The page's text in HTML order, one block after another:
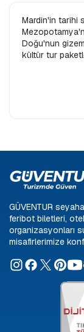
Mardin'in tarihi
Doğu'nun
kültür tur
GÜVENTUR
feribot biletleri,
organizasyonları
misafirlerimize